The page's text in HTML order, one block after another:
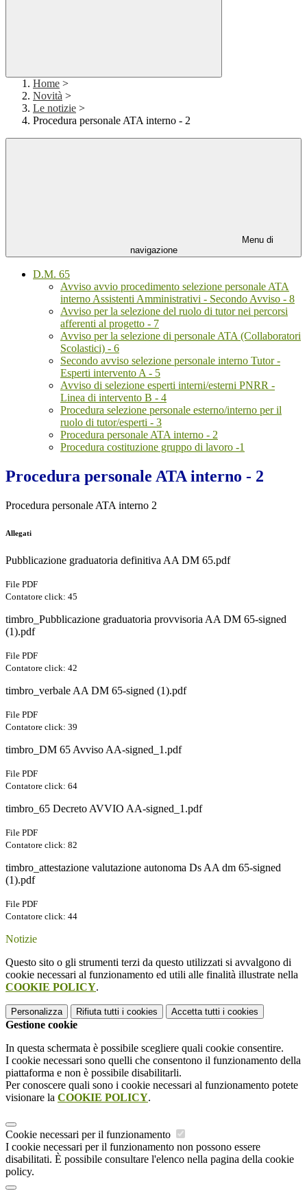
Home >
Novità >
Le notizie >
Procedura personale ATA interno - 2
Menu di
navigazione
D.M. 65
Avviso avvio procedimento selezione personale ATA
interno Assistenti Amministrativi - Secondo Avviso - 8
Avviso per la selezione del ruolo di tutor nei percorsi
afferenti al progetto - 7
Avviso per la selezione di personale ATA (Collaboratori
Scolastici) - 6
Secondo avviso selezione personale interno Tutor -
Esperti intervento A - 5
Avviso di selezione esperti interni/esterni PNRR -
Linea di intervento B - 4
Procedura selezione personale esterno/interno per il
ruolo di tutor/esperti - 3
Procedura personale ATA interno - 2
Procedura costituzione gruppo di lavoro -1
Procedura personale ATA interno - 2
Procedura personale ATA interno 2
Allegati
Pubblicazione graduatoria definitiva AA DM 65.pdf
File PDF
Contatore click: 45
timbro_Pubblicazione graduatoria provvisoria AA DM 65-signed
(1).pdf
File PDF
Contatore click: 42
timbro_verbale AA DM 65-signed (1).pdf
File PDF
Contatore click: 39
timbro_DM 65 Avviso AA-signed_1.pdf
File PDF
Contatore click: 64
timbro_65 Decreto AVVIO AA-signed_1.pdf
File PDF
Contatore click: 82
timbro_attestazione valutazione autonoma Ds AA dm 65-signed
(1).pdf
File PDF
Contatore click: 44
Notizie
Questo sito o gli strumenti terzi da questo utilizzati si avvalgono di
cookie necessari al funzionamento ed utili alle finalità illustrate nella
COOKIE POLICY.
Personalizza Rifiuta tutti i cookies Accetta tutti i cookies
Gestione cookie
In questa schermata è possibile scegliere quali cookie consentire.
I cookie necessari sono quelli che consentono il funzionamento della
piattaforma e non è possibile disabilitarli.
Per conoscere quali sono i cookie necessari al funzionamento potete
visionare la COOKIE POLICY.
Cookie necessari per il funzionamento
I cookie necessari per il funzionamento non possono essere
disabilitati. È possibile consultare l'elenco nella pagina della cookie
policy.